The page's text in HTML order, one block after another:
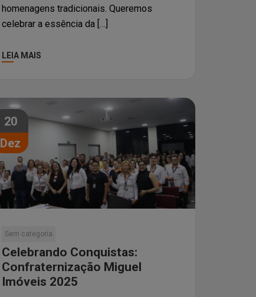
homenagens tradicionais. Queremos
celebrar a essência da […]
LEIA MAIS
20
Dez
Sem categoria
Celebrando Conquistas:
Confraternização Miguel
Imóveis 2025